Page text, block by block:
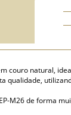
couro natural,
qualidade,
M26 de forma